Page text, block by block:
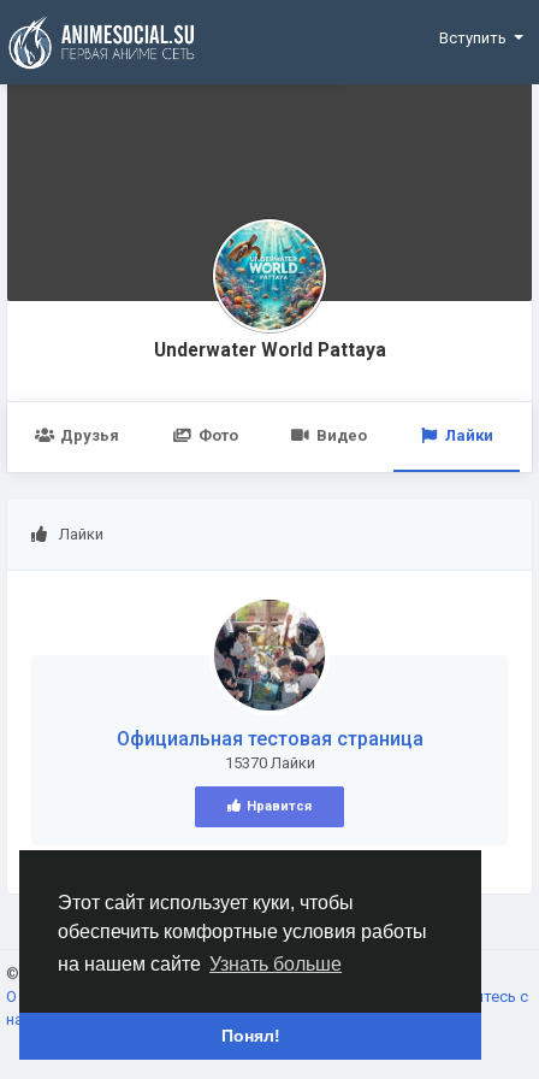
Этот сайт использует куки, чтобы
обеспечить комфортные условия работы
на нашем сайте Узнать больше
Понял!
Funding
Вступить
Underwater World Pattaya
Друзья Фото Видео Лайки
Лайки
Официальная тестовая страница
15370 Лайки
Нравится
© 2026 AnimeSocial.SU - Первая аниме сеть!
О нас
Свяжитесь с
нами